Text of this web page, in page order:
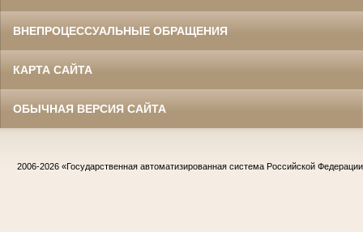
ВНЕПРОЦЕССУАЛЬНЫЕ ОБРАЩЕНИЯ
КАРТА САЙТА
ОБЫЧНАЯ ВЕРСИЯ САЙТА
2006-2026 «Государственная автоматизированная система Российской